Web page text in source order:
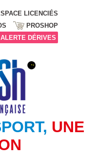
LICENCIÉS
PROSHOP
ALERTE DÉRIVES
UNE